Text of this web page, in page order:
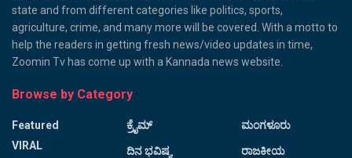
state and from different categories like politics, sports,
agriculture, crime, and many more will be covered. With a motto to
help the readers in getting fresh news/video updates in time,
Zoomin Tv has come up with a Kannada news website.
Browse by Category
Featured
VIRAL
ಕ್ರೈಮ್
ದಿನ ಭವಿಷ್ಯ
ಮಂಗಳೂರು
ರಾಜಕೀಯ